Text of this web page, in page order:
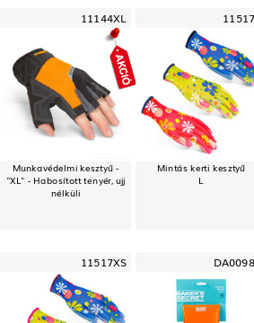
11144XL
Munkavédelmi kesztyű -
"XL" - Habosított tenyér, ujj
nélküli
Mintás kerti kesztyű
L
11517XS